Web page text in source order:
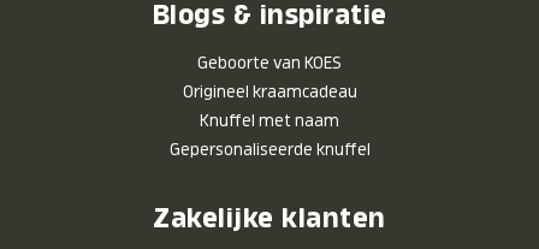
Blogs & inspiratie
Geboorte van KOES
Origineel kraamcadeau
Knuffel met naam
Gepersonaliseerde knuffel
Zakelijke klanten